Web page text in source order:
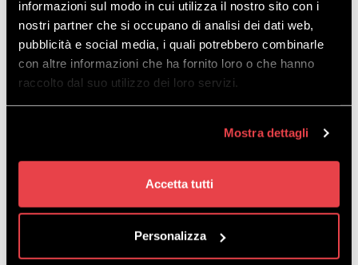
informazioni sul modo in cui utilizza il nostro sito con i
nostri partner che si occupano di analisi dei dati web,
pubblicità e social media, i quali potrebbero combinarle
con altre informazioni che ha fornito loro o che hanno
raccolto dal suo utilizzo dei loro servizi.
Mostra dettagli
Accetta tutti
Personalizza
Ziemlich flacher Weg, die sich aber
durch die vielen Wurzeln und Kurven
auszeichnet. Am Ende verbindet er sich
mit First Ever.
Länge 284 m - Neigung: 22%
"Panet" bieten eine einfachere Strecke,
aber mit einigen engen Durchgängen.
10 • PANET
ROUTEN: ROTE/SCHWARZE -
FLOW